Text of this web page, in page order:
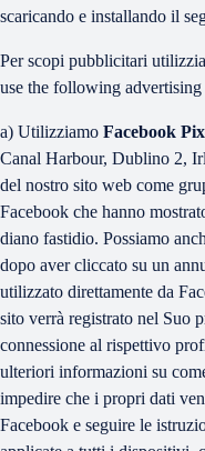
scaricando e installando il
Per scopi pubblicitari
use the following advertising
a) Utilizziamo Facebook
Canal Harbour, Dublino 2,
del nostro sito web come
Facebook che hanno
diano fastidio. Possiamo
dopo aver cliccato su un
utilizzato direttamente da
sito verrà registrato nel Suo
connessione al rispettivo
ulteriori informazioni su
impedire che i propri dati
Facebook e seguire le